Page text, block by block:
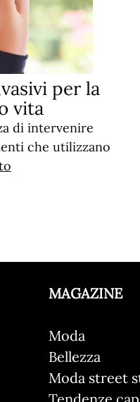
per la
vita
di intervenire
che utilizzano
MAGAZINE
Moda
Bellezza
Moda street